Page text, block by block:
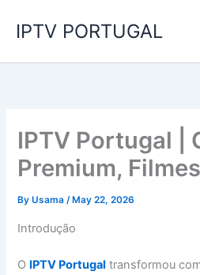
IPTV PORTUGAL
IPTV Portugal |
Premium,
ByUsama/ May 22, 2026
Introdução
O IPTV Portugal transformou